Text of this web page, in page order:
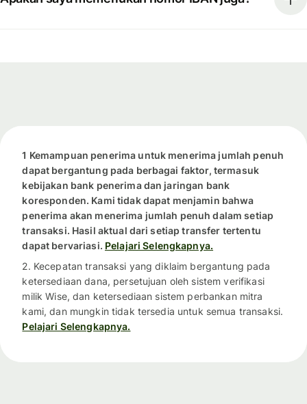
1 Kemampuan penerima untuk menerima jumlah penuh
dapat bergantung pada berbagai faktor, termasuk
kebijakan bank penerima dan jaringan bank
koresponden. Kami tidak dapat menjamin bahwa
penerima akan menerima jumlah penuh dalam setiap
transaksi. Hasil aktual dari setiap transfer tertentu
dapat bervariasi. Pelajari Selengkapnya.
2. Kecepatan transaksi yang diklaim bergantung pada
ketersediaan dana, persetujuan oleh sistem verifikasi
milik Wise, dan ketersediaan sistem perbankan mitra
kami, dan mungkin tidak tersedia untuk semua transaksi.
Pelajari Selengkapnya.